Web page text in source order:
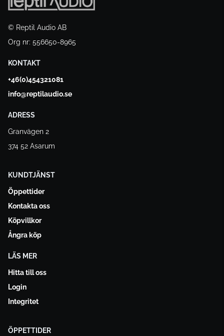
© Reptil Audio AB
Org nr: 556650-8965
KONTAKT
+46(0)454321081
info@reptilaudio.se
ADRESS
Granvägen 2
374 52 Asarum
KUNDTJÄNST
Öppettider
Kontakta oss
Köpvillkor
Ångra köp
LÄS MER
Hitta till oss
Login
Integritet
ÖPPETTIDER